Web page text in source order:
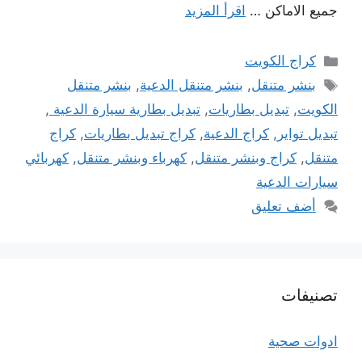
جميع الاماكن … اقرأ المزيد
التصنيفات
كراج الكويت
الوسوم
بنشر متنقل, بنشر متنقل الدعية, بنشر متنقل
الكويت, تبديل بطاريات, تبديل بطارية سيارة الدعية ,
تبديل تواير , كراج الدعية, كراج تبديل بطاريات, كراج
متنقل, كراج وبنشر متنقل, كهرباء وبنشر متنقل, كهربائي
سيارات الدعية
أضف تعليق
تصنيفات
ادوات صحية